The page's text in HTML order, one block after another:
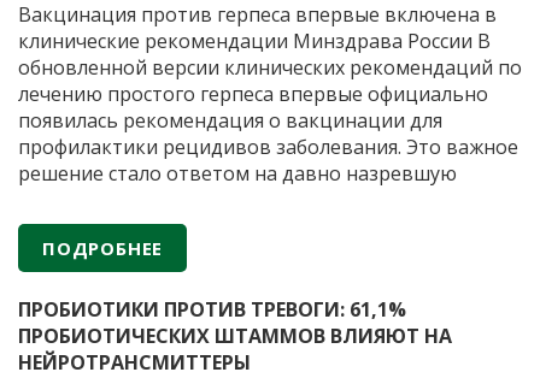
Вакцинация против герпеса впервые включена в
клинические рекомендации Минздрава России В
обновленной версии клинических рекомендаций по
лечению простого герпеса впервые официально
появилась рекомендация о вакцинации для
профилактики рецидивов заболевания. Это важное
решение стало ответом на давно назревшую
Герпетическая инфекция остается одной из самых
распространенных вирусных инфекций человека,
при этом стандартная антивирусная терапия
ПОДРОБНЕЕ
ПРОБИОТИКИ ПРОТИВ ТРЕВОГИ: 61,1%
ПРОБИОТИЧЕСКИХ ШТАММОВ ВЛИЯЮТ НА
НЕЙРОТРАНСМИТТЕРЫ